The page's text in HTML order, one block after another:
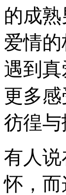
的成
爱情
遇到
更多
彷徨与
有人
怀，